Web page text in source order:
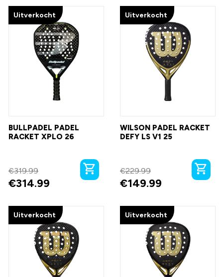
Uitverkocht
BULLPADEL PADEL
RACKET XPLO 26
€319.99
€314.99
Uitverkocht
WILSON PADEL RACKET
DEFY LS V1 25
€229.99
€149.99
Uitverkocht Uitverkocht